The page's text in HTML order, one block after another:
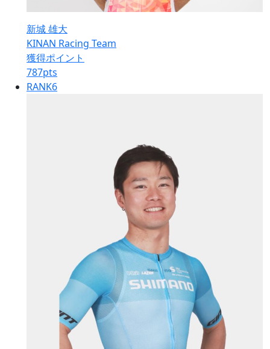
新城 雄大
KINAN Racing Team
獲得ポイント
787pts
RANK6